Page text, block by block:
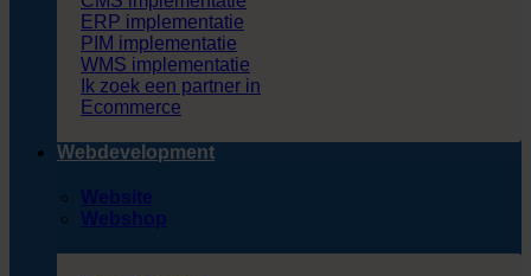
ERP implementatie
PIM implementatie
WMS implementatie
Ik zoek een partner in
Ecommerce
Webdevelopment
Website
Webshop